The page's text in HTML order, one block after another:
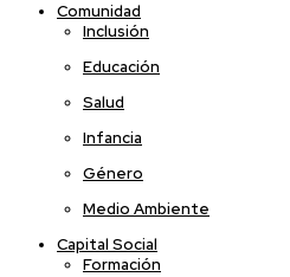
Comunidad
Inclusión
Educación
Salud
Infancia
Género
Medio Ambiente
Capital Social
Formación